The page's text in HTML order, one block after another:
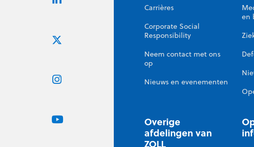
Carrières
Corporate Social
Responsibility
Neem contact met ons
op
Nieuws en evenementen
en
Overige
afdelingen van
ZOLL